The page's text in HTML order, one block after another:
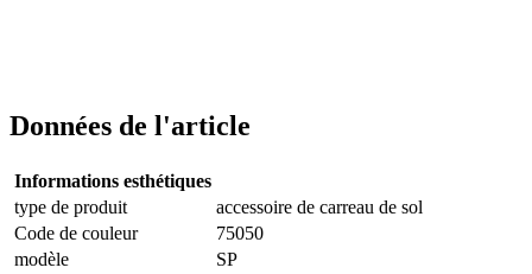
Données de l'article
Informations esthétiques
type de produit
accessoire de carreau de sol
Code de couleur
75050
modèle
SP